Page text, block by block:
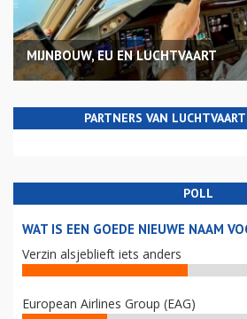
MIJNBOUW, EU EN LUCHTVAART
PARTNERS VAN
POLL
WAT IS EEN GOEDE NIEUWE NAAM
Verzin alsjeblieft iets anders
European Airlines Group (EAG)